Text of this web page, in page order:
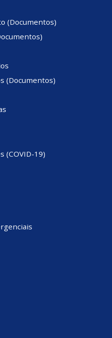
(Documentos)
(Documentos)
(COVID-19)